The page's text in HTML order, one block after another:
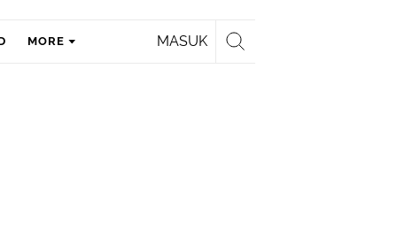
MASUK
MORE